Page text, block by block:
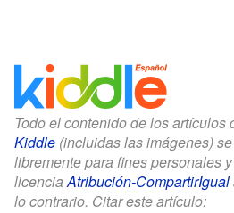
Todo el contenido de los artículos
Kiddle (incluidas las imágenes)
libremente para fines personales
licenciaAtribución-CompartirIgual
lo contrario. Citar este artículo: